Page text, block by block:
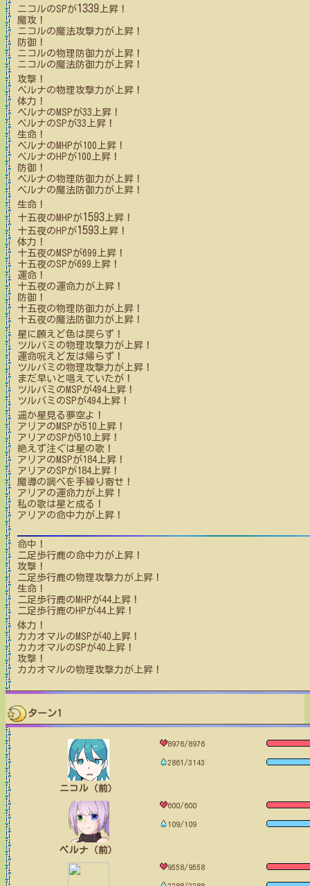
ニコルのSPが1339上昇！
魔攻！
ニコルの魔法攻撃力が上昇！
防御！
ニコルの物理防御力が上昇！
ニコルの魔法防御力が上昇！
攻撃！
ベルナの物理攻撃力が上昇！
体力！
ベルナのMSPが33 上昇！
ベルナのSPが33 上昇！
生命！
ベルナのMHPが100 上昇！
ベルナのHPが100 上昇！
防御！
ベルナの物理防御力が上昇！
ベルナの魔法防御力が上昇！
生命！
十五夜のMHPが1593上昇！
十五夜のHPが1593上昇！
体力！
十五夜のMSPが699 上昇！
十五夜のSPが699 上昇！
運命！
十五夜の運命力が上昇！
防御！
十五夜の物理防御力が上昇！
十五夜の魔法防御力が上昇！
星に願えど色は戻らず！
ツルバミ の物理攻撃力が上昇！
運命呪えど友は帰らず！
ツルバミ の物理攻撃力が上昇！
まだ早いと唱えていたが！
ツルバミ のMSPが494上昇！
ツルバミ のSPが494上昇！
遥か星見る夢空よ！
アリアのMSPが510 上昇！
アリアのSPが510 上昇！
絶えず注ぐは星の歌！
アリアのMSPが184上昇！
アリアのSPが184上昇！
魔導の調べを手繰り寄せ！
アリアの運命力が上昇！
私の歌は星と成る！
アリアの命中力が上昇！
命中！
二足歩行鹿の命中力が上昇！
攻撃！
二足歩行鹿の物理攻撃力が上昇！
生命！
二足歩行鹿のMHPが44上昇！
二足歩行鹿のHPが44上昇！
体力！
カカオマルのMSPが40 上昇！
カカオマルのSPが40 上昇！
攻撃！
カカオマルの物理攻撃力が上昇！
ターン1
ニコル（前）
8976/8976
2861/3143
ベルナ（前）
600/600
109/109
9558/9558